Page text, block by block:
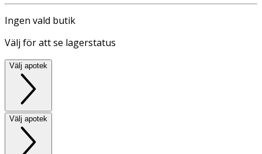
Ingen vald butik
Välj för att se lagerstatus
Välj apotek
Välj apotek